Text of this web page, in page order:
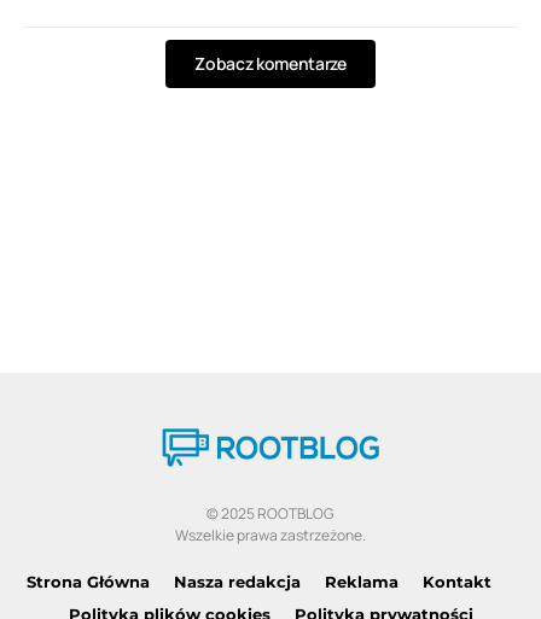
Zobacz komentarze
© 2025 ROOTBLOG
Wszelkie prawa zastrzeżone.
Strona Główna Nasza redakcja Reklama
Kontakt
Polityka plików cookies
Polityka prywatności